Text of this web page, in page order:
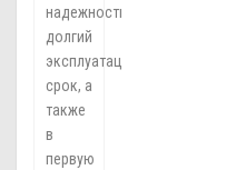
надежность,
долгий
эксплуатационный
срок, а
также
в
первую